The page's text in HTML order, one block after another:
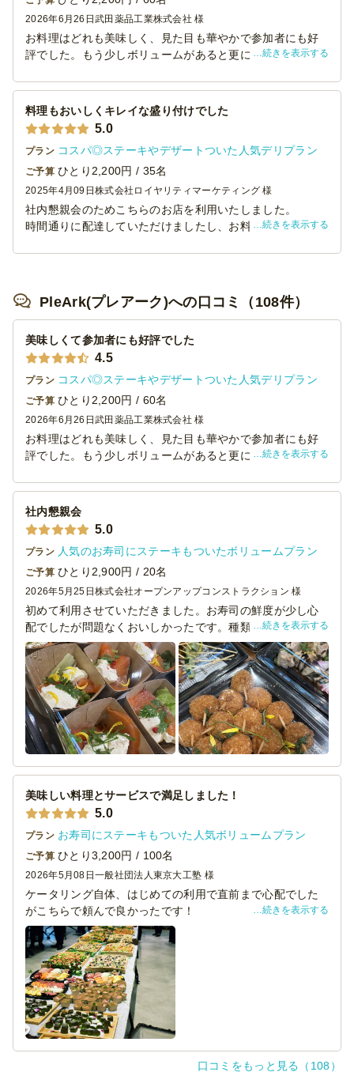
2026年6月26日 武田薬品工業株式会社 様
お料理はどれも美味しく、見た目も華やかで参加者にも好
評でした。もう少しボリュームがあると更に嬉しいです。
ビスもとても丁寧に対応いただきました。
続きを表示する
料理もおいしくキレイな盛り付けでした
5.0
プラン コスパ◎ステーキやデザートついた人気デリプラン
ご予算 ひとり2,200円 / 35名
2025年4月09日 株式会社ロイヤリティマーケティング 様
社内懇親会のためこちらのお店を利用いたしました。
時間通りに配達していただけましたし、お料理もキレイに
20代の社員も多かったため、人数に対して少し多めに注文
したのですが、余らなかったのでやはり多めに注文してよ
取る用の紙トングもついていたのがよかったです。
紙なのでそのまま捨てられて型付けも楽でした。
続きを表示する
PleArk(プレアーク)への口コミ（108件）
美味しくて参加者にも好評でした
4.5
プラン コスパ◎ステーキやデザートついた人気デリプラン
ご予算 ひとり2,200円 / 60名
2026年6月26日 武田薬品工業株式会社 様
お料理はどれも美味しく、見た目も華やかで参加者にも好
評でした。もう少しボリュームがあると更に嬉しいです。
ビスもとても丁寧に対応いただきました。
続きを表示する
社内懇親会
5.0
プラン 人気のお寿司にステーキもついたボリュームプラン
ご予算 ひとり2,900円 / 20名
2026年5月25日 株式会社オープンアップコンストラクション 様
初めて利用させていただきました。お寿司の鮮度が少し心
配でしたが問題なくおいしかったです。種類は多くて大満
足でしたが量が少し足りないように感じました。次回は少
し多めに頼みたいです。
続きを表示する
美味しい料理とサービスで満足しました！
5.0
プラン お寿司にステーキもついた人気ボリュームプラン
ご予算 ひとり3,200円 / 100名
2026年5月08日 一般社団法人東京大工塾 様
ケータリング自体、はじめての利用で直前まで心配でした
がこちらで頼んで良かったです！
今回頼んだ「お寿司にステーキもついた人気ボリュームプ
ラン」もメニュー通りで
ボリューム多くとても満足できました。また、瓶ビールも
用意いただけたので
立食スタイルの今回の懇談会では非常に助かりました。ま
た機会があれば活用させていただきます。
続きを表示する
口コミをもっと見る（108）